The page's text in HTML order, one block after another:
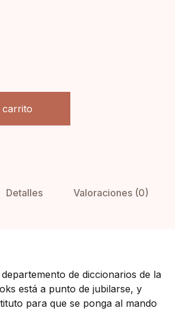
carrito
Detalles Valoraciones (0)
de diccionarios de la
está a punto de jubilarse, y
para que se ponga al mando